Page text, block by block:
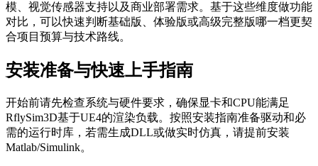
模、视觉传感器支持以及商业部署需求。基于这些维度做功能
对比，可以快速判断基础版、体验版或高级完整版哪一档更契
合项目预算与技术路线。
安装准备与快速上手指南
开始前请先检查系统与硬件要求，确保显卡和CPU能满足
RflySim3D基于UE4的渲染负载。按照安装指南准备驱动和必
需的运行时库，若需生成DLL或做实时仿真，请提前安装
Matlab/Simulink。